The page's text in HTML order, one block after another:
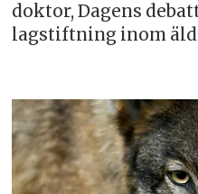
doktor, Dagens
lagstiftning inom